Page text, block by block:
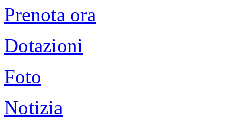
Prenota ora
Dotazioni
Foto
Notizia